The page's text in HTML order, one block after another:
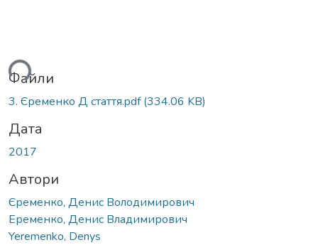
Файли
3. Єременко Д стаття.pdf(334.06 KB)
Дата
2017
Автори
Єременко, Денис Володимирович
Еременко, Денис Владимирович
Yeremenko, Denys